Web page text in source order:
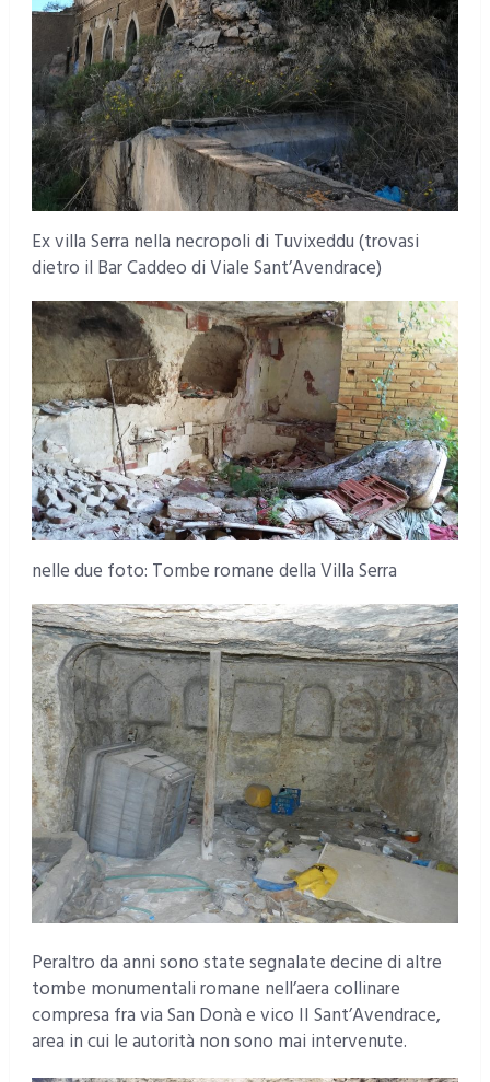
Ex villa Serra nella necropoli di Tuvixeddu (trovasi
dietro il Bar Caddeo di Viale Sant’Avendrace)
nelle due foto: Tombe romane della Villa Serra
Peraltro da anni sono state segnalate decine di altre
tombe monumentali romane nell’aera collinare
compresa fra via San Donà e vico II Sant’Avendrace,
area in cui le autorità non sono mai intervenute.